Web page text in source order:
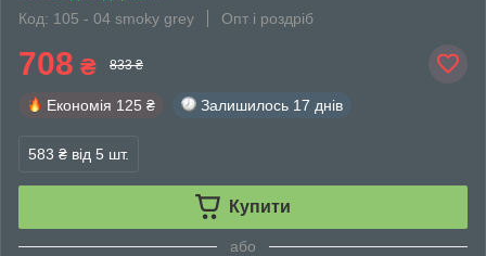
Код: 105 - 04 smoky grey
Опт і роздріб
708 ₴ 833 ₴
Економія 125 ₴ Залишилось 17 днів
583 ₴ від 5 шт.
Купити
або